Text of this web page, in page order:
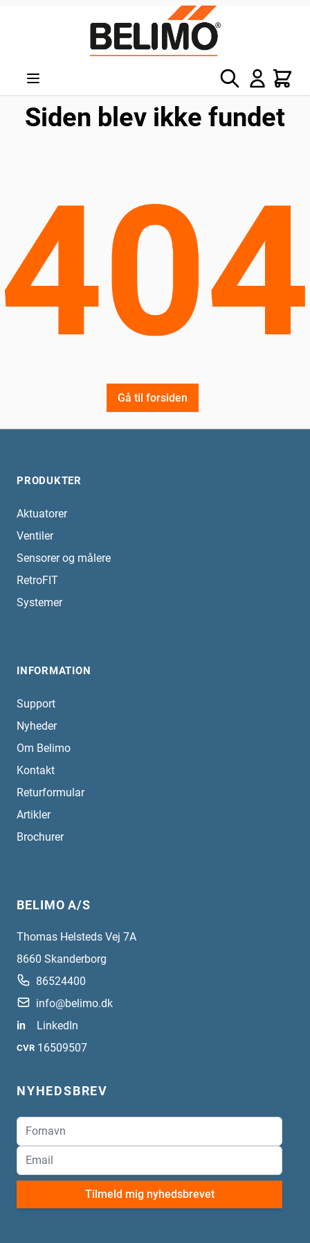
Søg Kurv
Siden blev ikke fundet
Gå til forsiden
PRODUKTER
Aktuatorer
Ventiler
Sensorer og målere
RetroFIT
Systemer
INFORMATION
Support
Nyheder
Om Belimo
Kontakt
Returformular
Artikler
Brochurer
BELIMO A/S
Thomas Helsteds Vej 7A
8660 Skanderborg
86524400
info@belimo.dk
in
LinkedIn
CVR 16509507
NYHEDSBREV
Tilmeld mig nyhedsbrevet